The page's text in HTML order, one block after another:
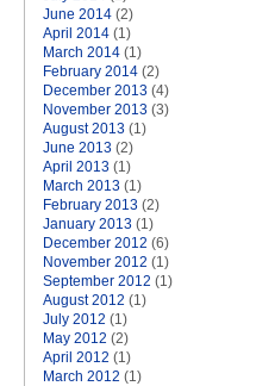
June 2014 (2)
April 2014 (1)
March 2014 (1)
February 2014 (2)
December 2013 (4)
November 2013 (3)
August 2013 (1)
June 2013 (2)
April 2013 (1)
March 2013 (1)
February 2013 (2)
January 2013 (1)
December 2012 (6)
November 2012 (1)
September 2012 (1)
August 2012 (1)
July 2012 (1)
May 2012 (2)
April 2012 (1)
March 2012 (1)